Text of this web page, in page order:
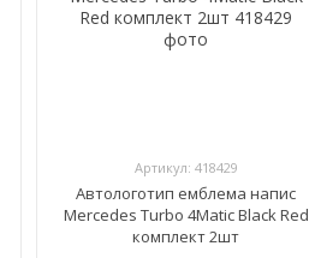
Артикул: 418429
Автологотип емблема напис
Mercedes Turbo 4Matic Black Red
комплект 2шт